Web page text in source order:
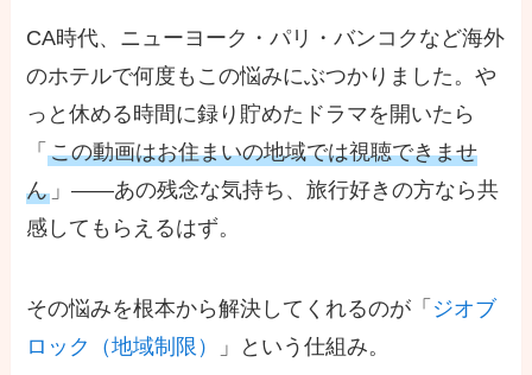
CA時代、ニューヨーク・パリ・バンコクなど海外
のホテルで何度もこの悩みにぶつかりました。や
っと休める時間に録り貯めたドラマを開いたら
「この動画はお住まいの地域では視聴できませ
ん 」——あの残念な気持ち、旅行好きの方なら共
感してもらえるはず。
その悩みを根本から解決してくれるのが「 ジオブ
ロック（地域制限）
」という仕組み。